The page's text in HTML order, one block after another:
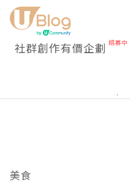
社群創作有價企劃
美食